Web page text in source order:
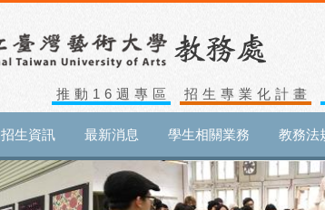
推動16週專區 招生專業化計畫
招生資訊 最新消息 學生相關業務 教務法